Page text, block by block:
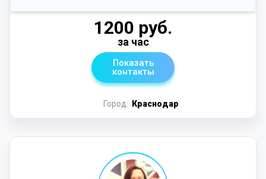
Город: Краснодар
1200 руб.
за час
Показать
контакты